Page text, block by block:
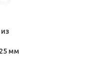
мм